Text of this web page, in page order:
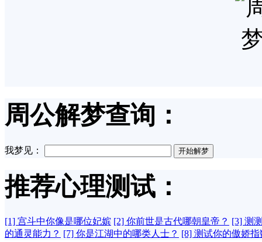
周公解梦查询：
我梦见：
推荐心理测试：
[1] 宫斗中你像是哪位妃嫔 [2] 你前世是古代哪朝皇帝？ [3] 测
的通灵能力？ [7] 你是江湖中的哪类人士？ [8] 测试你的傲娇指